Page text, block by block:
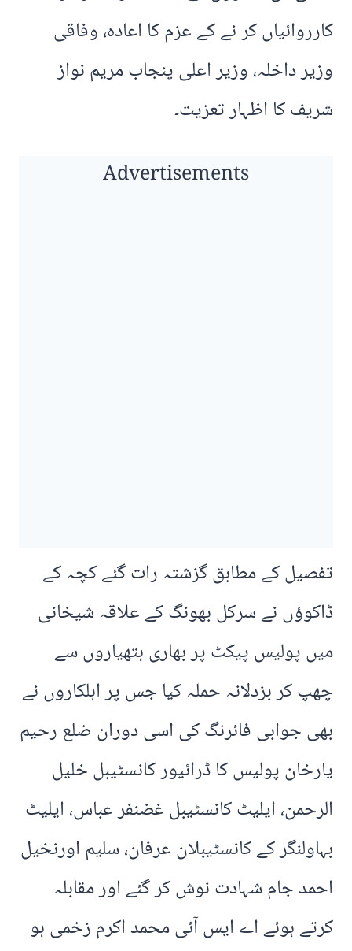
کارروائیاں کر نے کے عزم کا اعادہ، وفاقی
وزیر داخلہ، وزیر اعلی پنجاب مریم نواز
شریف کا اظہار تعزیت۔
Advertisements
تفصیل کے مطابق گزشتہ رات گئے کچہ کے
ڈاکوؤں نے سرکل بھونگ کے علاقہ شیخانی
میں پولیس پیکٹ پر بھاری ہتھیاروں سے
چھپ کر بزدلانہ حملہ کیا جس پر اہلکاروں نے
بھی جوابی فائرنگ کی اسی دوران ضلع رحیم
یارخان پولیس کا ڈرائیور کانسٹیبل خلیل
الرحمن، ایلیٹ کانسٹیبل غضنفر عباس، ایلیٹ
بہاولنگر کے کانسٹیبلان عرفان، سلیم اورنخیل
احمد جام شہادت نوش کر گئے اور مقابلہ
کرتے ہوئے اے ایس آئی محمد اکرم زخمی ہو